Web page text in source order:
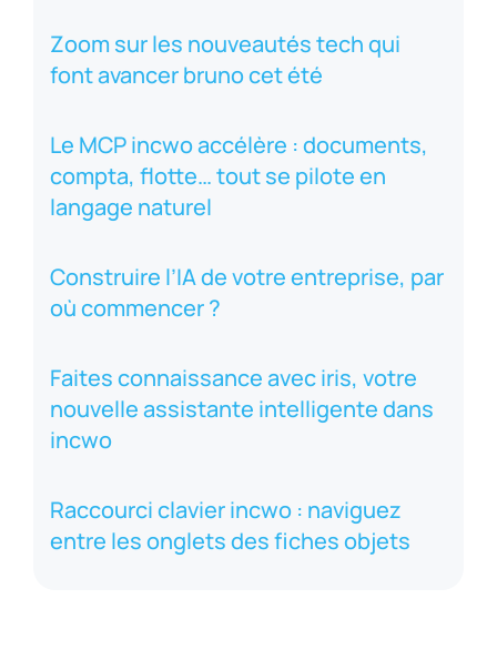
Zoom sur les nouveautés tech qui
font avancer bruno cet été
Le MCP incwo accélère : documents,
compta, flotte… tout se pilote en
langage naturel
Construire l’IA de votre entreprise, par
où commencer ?
Faites connaissance avec iris, votre
nouvelle assistante intelligente dans
incwo
Raccourci clavier incwo : naviguez
entre les onglets des fiches objets